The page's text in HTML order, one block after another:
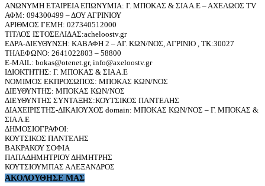
ΑΝΩΝΥΜΗ ΕΤΑΙΡΕΙΑ ΕΠΩΝΥΜΙΑ: Γ. ΜΠΟΚΑΣ & ΣΙΑ Α.Ε – ΑΧΕΛΩΟΣ TV
ΑΦΜ: 094300499 – ΔΟΥ ΑΓΡΙΝΙΟΥ
ΑΡΙΘΜΟΣ ΓΕΜΗ: 027340512000
ΤΙΤΛΟΣ ΙΣΤΟΣΕΛΙΔΑΣ:acheloostv.gr
ΕΔΡΑ-ΔΙΕΥΘΥΝΣΗ: ΚΑΒΑΦΗ 2 – ΑΓ. ΚΩΝ/ΝΟΣ, ΑΓΡΙΝΙΟ , ΤΚ:30027
ΤΗΛΕΦΩΝΟ: 2641022803 – 58800
E-MAIL: bokas@otenet.gr, info@axeloostv.gr
ΙΔΙΟΚΤΗΤΗΣ: Γ. ΜΠΟΚΑΣ & ΣΙΑ Α.Ε
ΝΟΜΙΜΟΣ ΕΚΠΡΟΣΩΠΟΣ: ΜΠΟΚΑΣ ΚΩΝ/ΝΟΣ
ΔΙΕΥΘΥΝΤΗΣ: ΜΠΟΚΑΣ ΚΩΝ/ΝΟΣ
ΔΙΕΥΘΥΝΤΗΣ ΣΥΝΤΑΞΗΣ:ΚΟΥΤΣΙΚΟΣ ΠΑΝΤΕΛΗΣ
ΔΙΑΧΕΙΡΙΣΤΗΣ-ΔΙΚΑΙΟΥΧΟΣ domain: ΜΠΟΚΑΣ ΚΩΝ/ΝΟΣ – Γ. ΜΠΟΚΑΣ &
ΣΙΑ Α.Ε
ΔΗΜΟΣΙΟΓΡΑΦΟΙ:
ΚΟΥΤΣΙΚΟΣ ΠΑΝΤΕΛΗΣ
ΒΑΚΡΑΚΟΥ ΣΟΦΙΑ
ΠΑΠΑΔΗΜΗΤΡΙΟΥ ΔΗΜΗΤΡΗΣ
ΚΟΥΤΣΙΟΥΜΠΑΣ ΑΛΕΞΑΝΔΡΟΣ
ΑΚΟΛΟΥΘΗΣΕ ΜΑΣ